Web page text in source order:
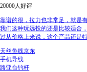
20000人好评
靠谱的很，拉力也非常足，就是
我们这种玩远投的还是比较适合
过从价格上来说，这个产品还是
天丝鱼线京东
手机导线
路亚台钓杆